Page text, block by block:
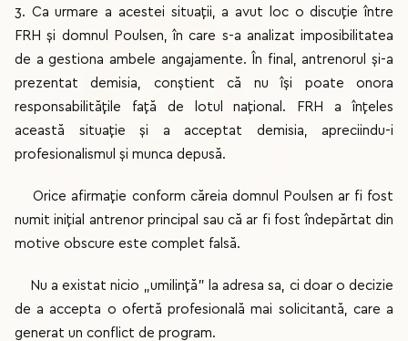
3. Ca urmare a acestei situații, a avut loc o discuție între
FRH și domnul Poulsen, în care s-a analizat imposibilitatea
de a gestiona ambele angajamente. În final, antrenorul și-a
prezentat demisia, conștient că nu își poate onora
responsabilitățile față de lotul național. FRH a înțeles
această situație și a acceptat demisia, apreciindu-i
profesionalismul și munca depusă.
Orice afirmație conform căreia domnul Poulsen ar fi fost
numit inițial antrenor principal sau că ar fi fost îndepărtat din
motive obscure este complet falsă.
Nu a existat nicio „umilință” la adresa sa, ci doar o decizie
de a accepta o ofertă profesională mai solicitantă, care a
generat un conflict de program.